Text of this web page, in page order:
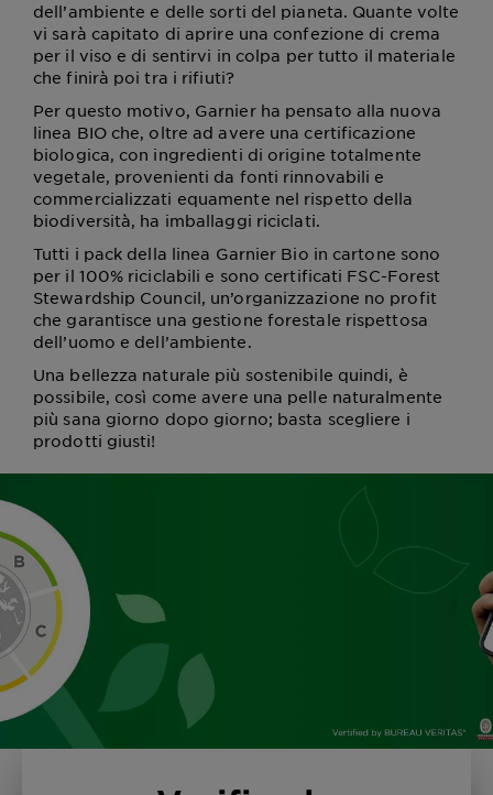
dell’ambiente e delle sorti del pianeta. Quante volte
vi sarà capitato di aprire una confezione di crema
per il viso e di sentirvi in colpa per tutto il materiale
che finirà poi tra i rifiuti?
Per questo motivo, Garnier ha pensato alla nuova
linea BIO che, oltre ad avere una certificazione
biologica, con ingredienti di origine totalmente
vegetale, provenienti da fonti rinnovabili e
commercializzati equamente nel rispetto della
biodiversità, ha imballaggi riciclati.
Tutti i pack della linea Garnier Bio in cartone sono
per il 100% riciclabili e sono certificati FSC-Forest
Stewardship Council, un’organizzazione no profit
che garantisce una gestione forestale rispettosa
dell’uomo e dell’ambiente.
Una bellezza naturale più sostenibile quindi, è
possibile, così come avere una pelle naturalmente
più sana giorno dopo giorno; basta scegliere i
prodotti giusti!